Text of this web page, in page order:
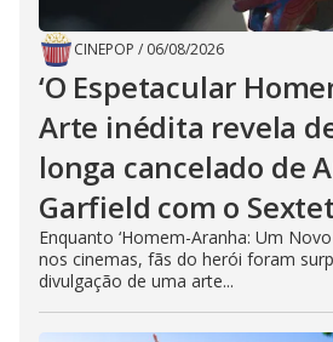
CINEPOP / 06/08/2026
‘O Espetacular
Arte inédita revela
longa cancelado de
Garfield com o
Enquanto ‘Homem-Aranha: Um
nos cinemas, fãs do herói foram
divulgação de uma arte...